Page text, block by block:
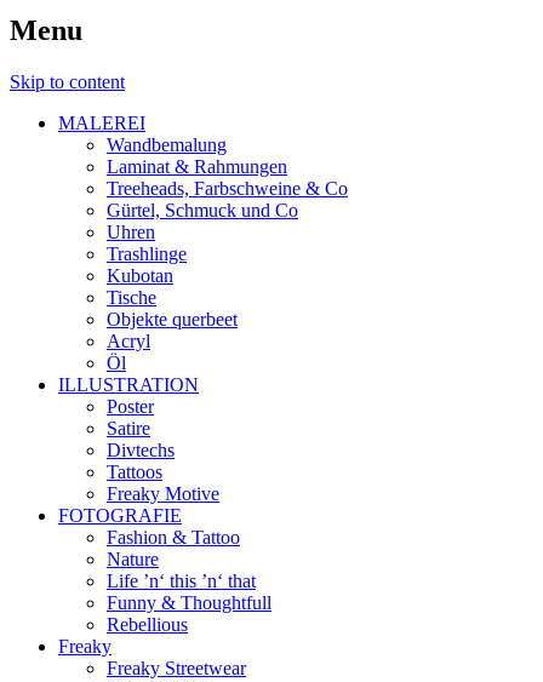
Menu
Skip to content
MALEREI
Wandbemalung
Laminat & Rahmungen
Treeheads, Farbschweine & Co
Gürtel, Schmuck und Co
Uhren
Trashlinge
Kubotan
Tische
Objekte querbeet
Acryl
Öl
ILLUSTRATION
Poster
Satire
Divtechs
Tattoos
Freaky Motive
FOTOGRAFIE
Fashion & Tattoo
Nature
Life ’n‘ this ’n‘ that
Funny & Thoughtfull
Rebellious
Freaky
Freaky Streetwear